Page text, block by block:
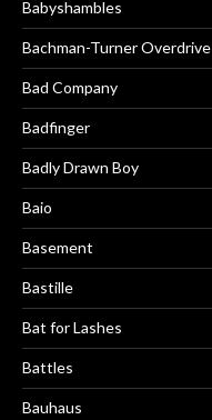
Babyshambles
Bachman-Turner Overdrive
Bad Company
Badfinger
Badly Drawn Boy
Baio
Basement
Bastille
Bat for Lashes
Battles
Bauhaus